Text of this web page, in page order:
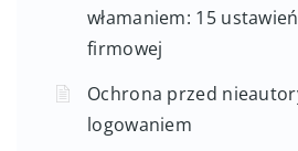
włamaniem: 15
firmowej
Ochrona przed
logowaniem